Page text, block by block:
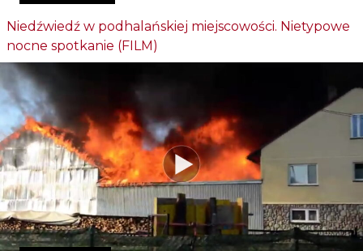
Niedźwiedź w podhalańskiej miejscowości. Nietypowe
nocne spotkanie (FILM)